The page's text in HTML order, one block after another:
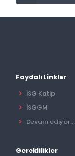
Faydalı Linkler
İSG Katip
İSGGM
Devam ediyor...
Gereklilikler